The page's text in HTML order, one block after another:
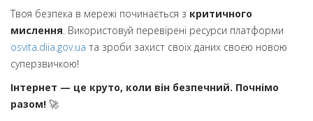
Твоя безпека в мережі починається з критичного
мислення . Використовуй перевірені ресурси платформи
osvita.diia.gov.ua та зроби захист своїх даних своєю новою
суперзвичкою!
Інтернет — це круто, коли він безпечний. Почнімо
разом! 🚀